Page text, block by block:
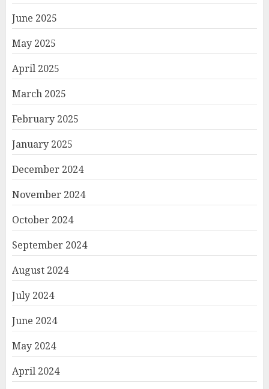
June 2025
May 2025
April 2025
March 2025
February 2025
January 2025
December 2024
November 2024
October 2024
September 2024
August 2024
July 2024
June 2024
May 2024
April 2024